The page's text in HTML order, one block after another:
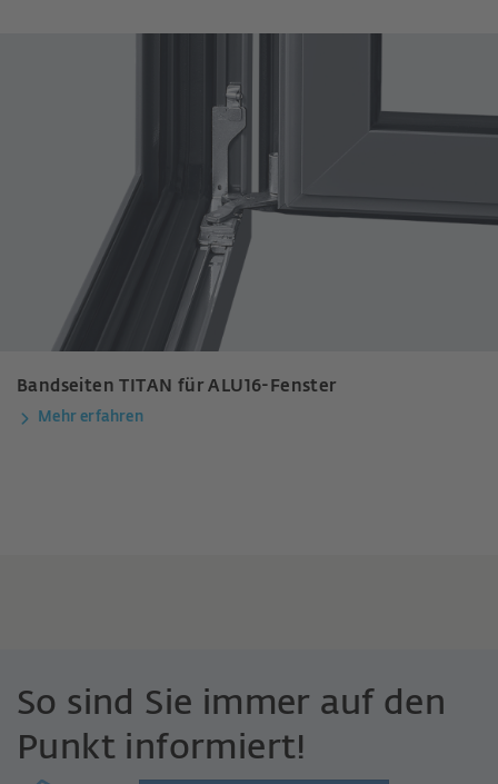
Bandseiten TITAN für ALU16-Fenster
Mehr erfahren
So sind Sie immer auf den
Punkt informiert!